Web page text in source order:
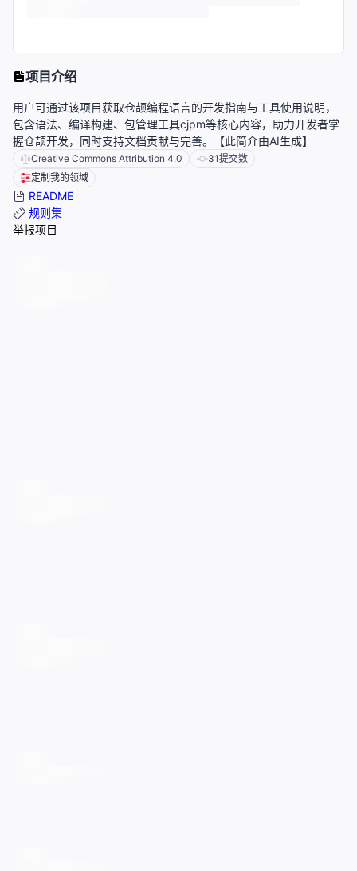
项目介绍
用户可通过该项目获取仓颉编程语言的开发指南与工具使用说明，
包含语法、编译构建、包管理工具cjpm等核心内容，助力开发者掌
握仓颉开发，同时支持文档贡献与完善。【此简介由AI生成】
Creative Commons Attribution 4.0 31提交数
定制我的领域
README
规则集
举报项目